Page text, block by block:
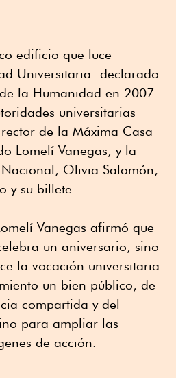
edificio que luce
Universitaria -declarado
la Humanidad en 2007
universitarias
de la Máxima Casa
Lomelí Vanegas, y la
Olivia Salomón,
y su billete
Vanegas afirmó que
un aniversario, sino
la vocación universitaria
un bien público, de
compartida y del
para ampliar las
de acción.